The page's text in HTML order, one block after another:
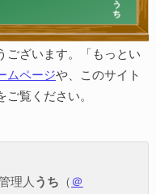
ございます。「もっとい
ムページや、このサイト
ご覧ください。
理人 うち （ ＠